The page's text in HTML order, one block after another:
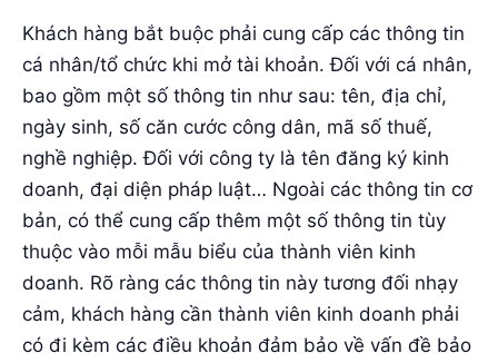
Khách hàng bắt buộc phải cung cấp các thông tin
cá nhân/tổ chức khi mở tài khoản. Đối với cá nhân,
bao gồm một số thông tin như sau: tên, địa chỉ,
ngày sinh, số căn cước công dân, mã số thuế,
nghề nghiệp. Đối với công ty là tên đăng ký kinh
doanh, đại diện pháp luật… Ngoài các thông tin cơ
bản, có thể cung cấp thêm một số thông tin tùy
thuộc vào mỗi mẫu biểu của thành viên kinh
doanh. Rõ ràng các thông tin này tương đối nhạy
cảm, khách hàng cần thành viên kinh doanh phải
có đi kèm các điều khoản đảm bảo về vấn đề bảo